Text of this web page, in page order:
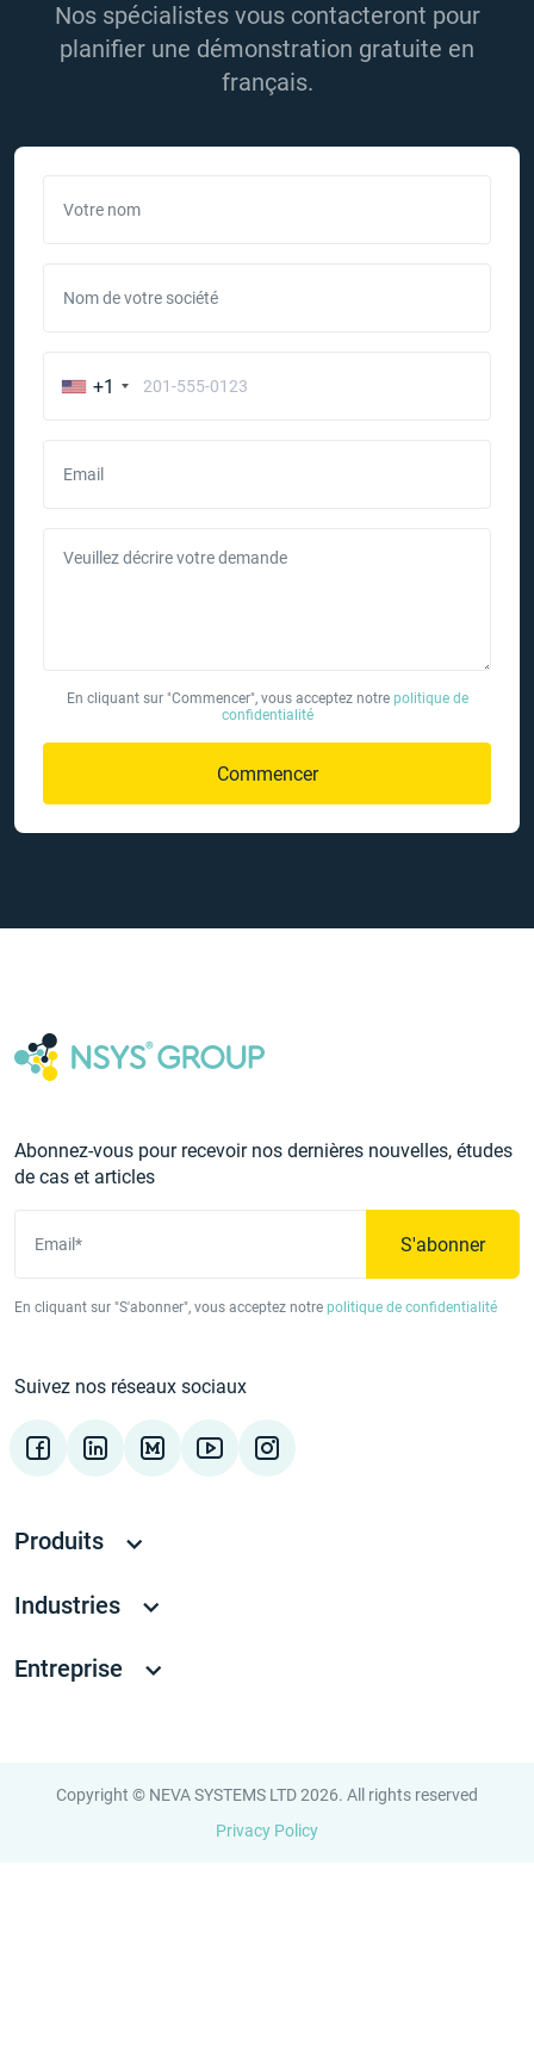
Nos spécialistes vous contacteront pour
planifier une démonstration gratuite en
français.
Votre nom
Nom de votre société
+1
Email
Veuillez décrire votre demande
En cliquant sur "Commencer", vous acceptez notre politique de
confidentialité
Commencer
Abonnez-vous pour recevoir nos dernières nouvelles, études
de cas et articles
Email* S'abonner
En cliquant sur "S'abonner", vous acceptez notre politique de confidentialité
Suivez nos réseaux sociaux
Produits
Industries
Entreprise
Copyright © NEVA SYSTEMS LTD 2026. All rights reserved
Privacy Policy